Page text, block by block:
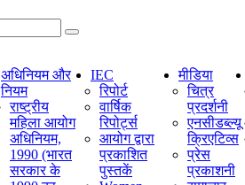
search
अधिनियम और
नियम
राष्ट्रीय
महिला आयोग
अधिनियम,
1990 (भारत
सरकार के
IEC
रिपोर्ट
वार्षिक
रिपोर्ट्स
आयोग द्वारा
प्रकाशित
पुस्तकें
मीडिया
चित्र
प्रदर्शनी
एनसीडब्ल्यू
क्रिएटिव्स
प्रेस
प्रकाशनी